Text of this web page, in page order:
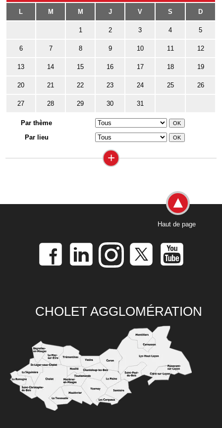
L M M J V S D
1 2 3 4 5
6 7 8 9 10 11 12
13 14 15 16 17 18 19
20 21 22 23 24 25 26
27 28 29 30 31
Par thème
Par lieu
+
Haut de page
CHOLET AGGLOMÉRATION